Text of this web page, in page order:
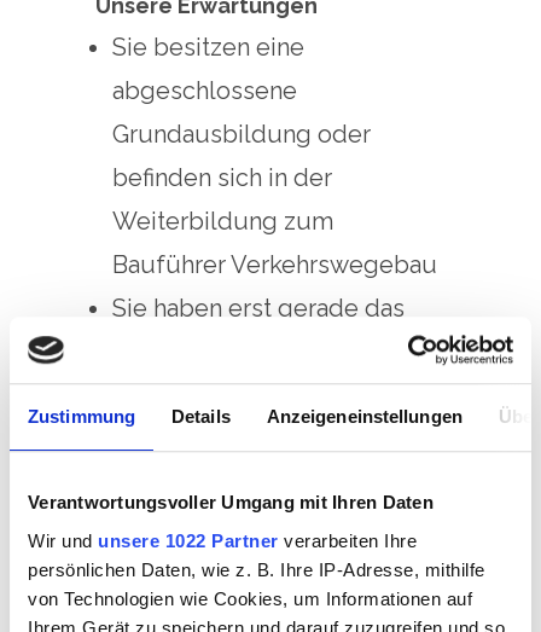
Zustimmung Details Anzeigeneinstellungen
Verantwortungsvoller Umgang mit Ihren Daten
Wir und unsere 1022 Partner verarbeiten Ihre
persönlichen Daten, wie z. B. Ihre IP-Adresse, mithilfe
von Technologien wie Cookies, um Informationen auf
Ihrem Gerät zu speichern und darauf zuzugreifen und so
Unsere Erwartungen
Sie besitzen eine
abgeschlossene
Grundausbildung oder
befinden sich in der
Weiterbildung zum
Bauführer Verkehrswegebau
Sie haben erst gerade das
Sie bringen erste
Führungserfahrung mit, von